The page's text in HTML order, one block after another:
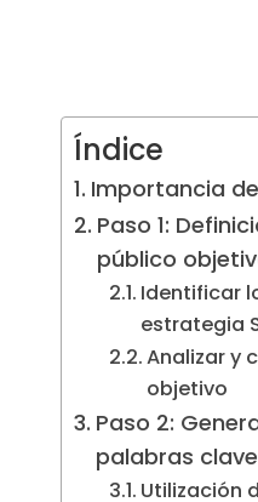
Índice
Importancia
Paso 1:
público
Identificar
estrategia
Analizar y
objetivo
Paso 2:
palabras clave
Utilización